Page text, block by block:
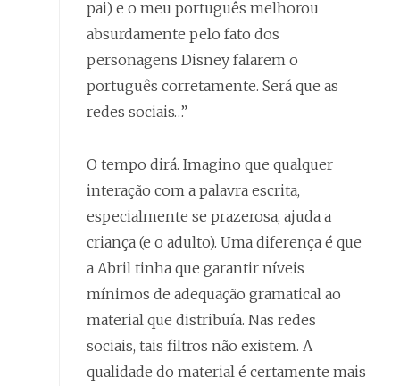
pai) e o meu português melhorou
absurdamente pelo fato dos
personagens Disney falarem o
português corretamente. Será que as
redes sociais…”
O tempo dirá. Imagino que qualquer
interação com a palavra escrita,
especialmente se prazerosa, ajuda a
criança (e o adulto). Uma diferença é que
a Abril tinha que garantir níveis
mínimos de adequação gramatical ao
material que distribuía. Nas redes
sociais, tais filtros não existem. A
qualidade do material é certamente mais